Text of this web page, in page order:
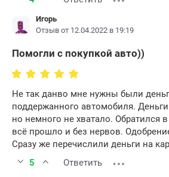
Игорь
Отзыв от 12.04.2022 в 19:19
Помогли с покупкой авто))
Не так данво мне нужны были
поддержанного автомобиля.
но немного не хватало. Обратился
всё прошло и без нервов.
Сразу же перечислили деньги на
5
Ответить